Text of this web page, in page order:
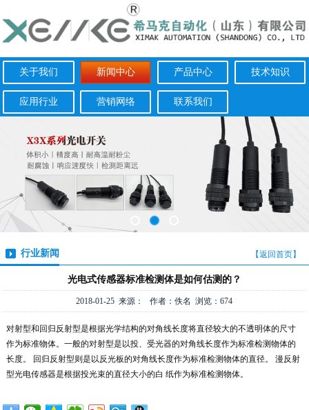
关于我们 新闻中心 产品中心 技术知识
应用行业 营销网络 联系我们
行业新闻 【返回首页】
光电式传感器标准检测体是如何估测的？
2018-01-25 来源： 作者：佚名 浏览：674
对射型和回归反射型是根据光学结构的对角线长度将直径较大的不透明体的尺寸
作为标准物体。一般的对射型是以投、受光器的对角线长度作为标准检测物体的
长度。 回归反射型则是以反光板的对角线长度作为标准检测物体的直径。 漫反射
型光电传感器是根据投光束的直径大小的白 纸作为标准检测物体。